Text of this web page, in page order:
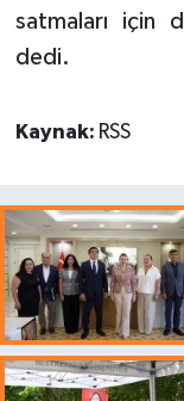
satmaları için
dedi.
Kaynak: RSS